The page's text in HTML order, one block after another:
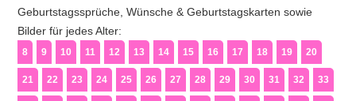
Geburtstagssprüche, Wünsche & Geburtstagskarten sowie
Bilder für jedes Alter:
8 9 10 11 12 13 14 15 16 17 18 19 20
21 22 23 24 25 26 27 28 29 30 31 32 33